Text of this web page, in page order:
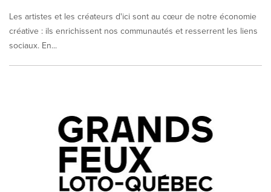
Les artistes et les créateurs d'ici sont au cœur de notre économie
créative : ils enrichissent nos communautés et resserrent les liens
sociaux. En...